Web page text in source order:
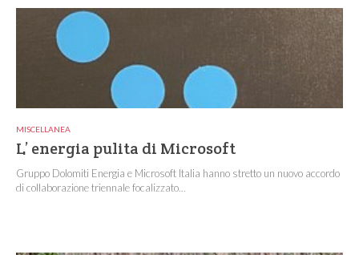
MISCELLANEA
L’ energia pulita di Microsoft
Gruppo Dolomiti Energia e Microsoft Italia hanno stretto un nuovo accordo
di collaborazione triennale focalizzato...